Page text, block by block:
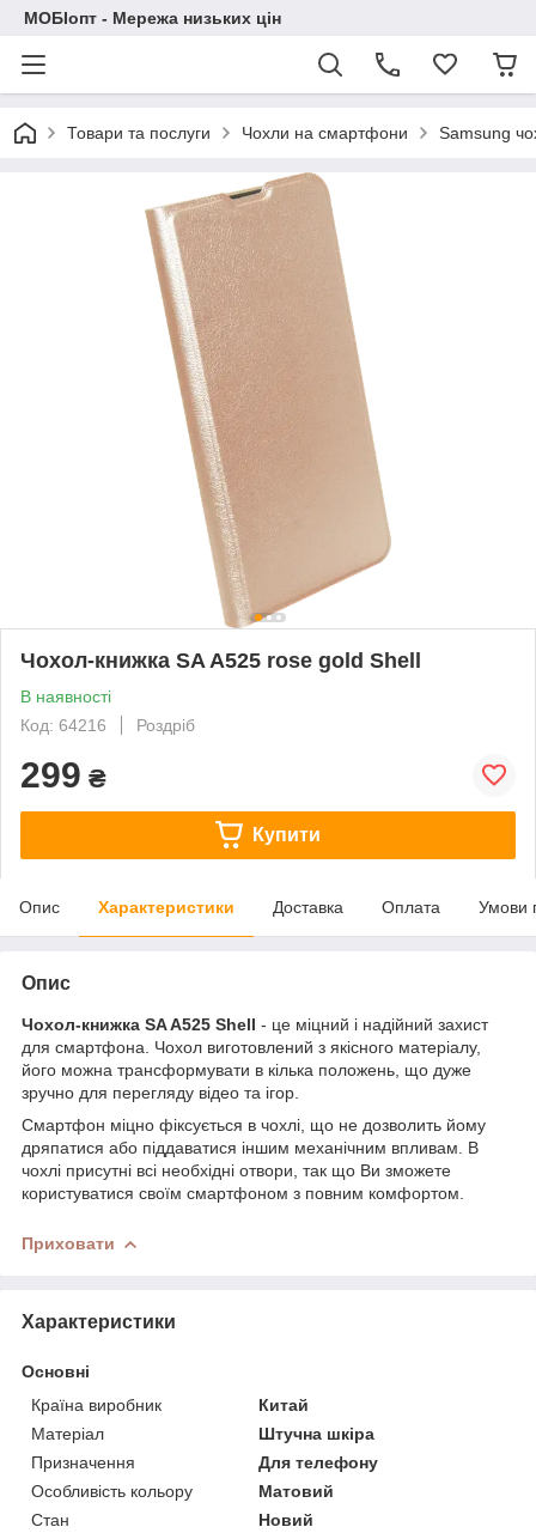
МОБІопт - Мережа низьких цін
Товари та послуги Чохли на смартфони Samsung
Чохол-книжка SA A525 rose gold Shell
В наявності
Код: 64216
Роздріб
299 ₴
Купити
Опис Характеристики Доставка Оплата Умови
Опис
Чохол-книжка SA A525 Shell - це міцний і надійний захист
для смартфона. Чохол виготовлений з якісного матеріалу,
його можна трансформувати в кілька положень, що дуже
зручно для перегляду відео та ігор.
Смартфон міцно фіксується в чохлі, що не дозволить йому
дряпатися або піддаватися іншим механічним впливам. В
чохлі присутні всі необхідні отвори, так що Ви зможете
користуватися своїм смартфоном з повним комфортом.
Приховати
Характеристики
Основні
Країна виробник
Китай
Матеріал
Штучна шкіра
Призначення
Для телефону
Особливість кольору
Матовий
Стан
Новий